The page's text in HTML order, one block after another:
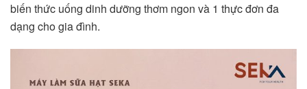
biến thức uống dinh dưỡng thơm ngon và 1 thực đơn đa
dạng cho gia đình.